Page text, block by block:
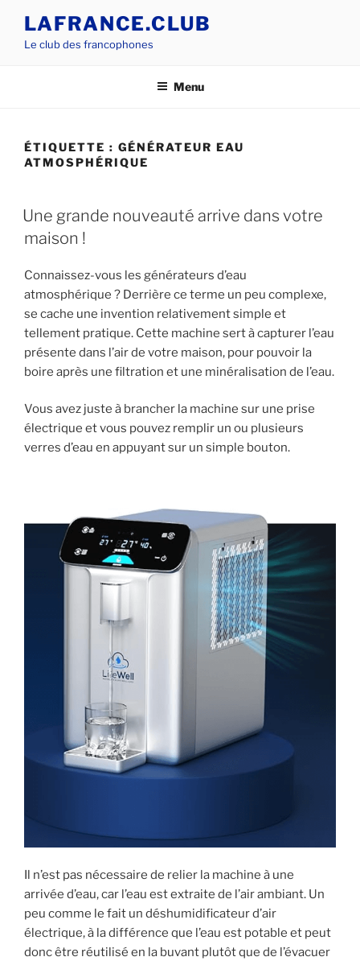
contenu
LAFRANCE.CLUB
Le club des francophones
Menu
ÉTIQUETTE : GÉNÉRATEUR EAU
ATMOSPHÉRIQUE
PUBLIÉ
LE
Une grande nouveauté arrive dans votre
maison !
Connaissez-vous les générateurs d’eau
atmosphérique ? Derrière ce terme un peu complexe,
se cache une invention relativement simple et
tellement pratique. Cette machine sert à capturer l’eau
présente dans l’air de votre maison, pour pouvoir la
boire après une filtration et une minéralisation de l’eau.
Vous avez juste à brancher la machine sur une prise
électrique et vous pouvez remplir un ou plusieurs
verres d’eau en appuyant sur un simple bouton.
Il n’est pas nécessaire de relier la machine à une
arrivée d’eau, car l’eau est extraite de l’air ambiant. Un
peu comme le fait un déshumidificateur d’air
électrique, à la différence que l’eau est potable et peut
donc être réutilisé en la buvant plutôt que de l’évacuer